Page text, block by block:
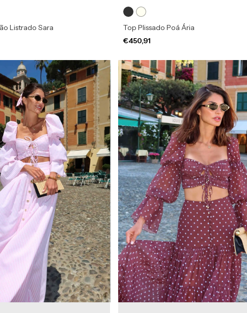
Listrado Sara
Top Plissado Poá Ária
€450,91